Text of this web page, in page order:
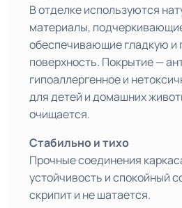
В отделке используются
материалы,
обеспечивающие гладкую и
поверхность. Покрытие —
гипоаллергенное и
для детей и домашних
очищается.
Стабильно и тихо
Прочные соединения
устойчивость и спокойный
скрипит и не шатается.